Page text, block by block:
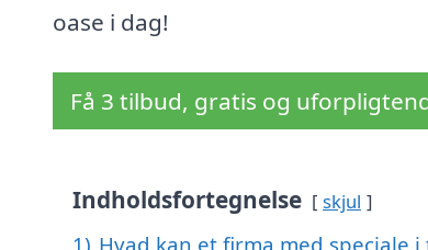
oase i dag!
Få 3 tilbud, gratis og
Indholdsfortegnelse skjul
1) Hvad kan et firma med speciale